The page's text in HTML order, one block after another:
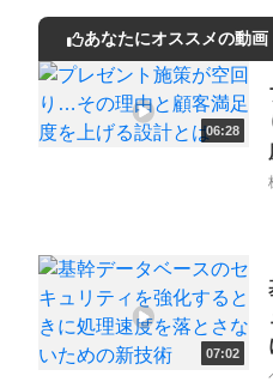
動画でご紹介して
お気軽にご相談・
30秒でお
あなたにオススメの動画
06:28
07:02